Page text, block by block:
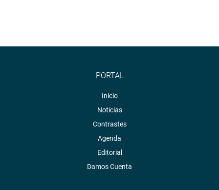
PORTAL
Inicio
Noticias
Contrastes
Agenda
Editorial
Damos Cuenta